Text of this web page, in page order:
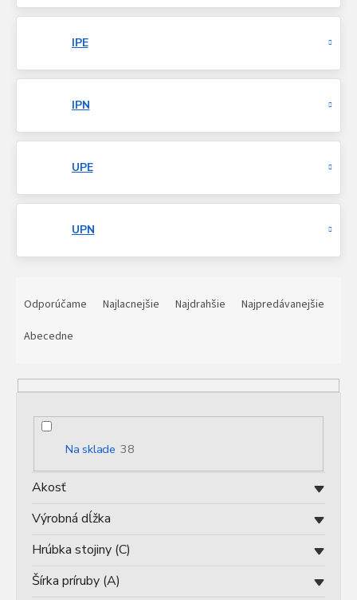
IPE
IPN
UPE
UPN
e
Odporúčame Najlacnejšie Najdrahšie
Najpredávanejšie
Abecedne
Na sklade 38
Akosť
Hrúbka stojiny (C)
Šírka príruby (A)
Výrobná dĺžka